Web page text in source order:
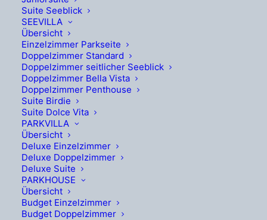
Suite Seeblick
SEEVILLA
Übersicht
Einzelzimmer Parkseite
Doppelzimmer Standard
Doppelzimmer seitlicher Seeblick
Doppelzimmer Bella Vista
Doppelzimmer Penthouse
Suite Birdie
Suite Dolce Vita
PARKVILLA
Übersicht
Deluxe Einzelzimmer
Deluxe Doppelzimmer
Deluxe Suite
PARKHOUSE
Übersicht
Budget Einzelzimmer
Budget Doppelzimmer
Seehotel Europa liegt nur wenige Schritte
vom Festivalgeschehen entfernt – ideal, um
mittendrin zu feiern und sich
zwischendurch direkt am Wörthersee zu
entspannen.